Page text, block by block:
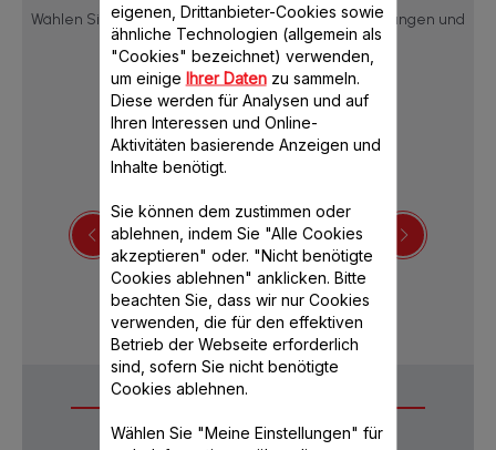
Wählen Sie eine Sprache, um die Produktbeschreibungen und
Bedienungsanleitungen anzuzeigen:
Sicherheitshinweise
eigenen, Drittanbieter-Cookies sowie
ähnliche Technologien (allgemein als
"Cookies" bezeichnet) verwenden,
um einige Ihrer Datenzu sammeln.
Diese werden für Analysen und auf
Ihren Interessen und Online-
Aktivitäten basierende Anzeigen und
Inhalte benötigt.
Sie können dem zustimmen oder
ablehnen, indem Sie "Alle Cookies
akzeptieren" oder. "Nicht benötigte
Cookies ablehnen" anklicken. Bitte
beachten Sie, dass wir nur Cookies
verwenden, die für den effektiven
Betrieb der Webseite erforderlich
sind, sofern Sie nicht benötigte
Cookies ablehnen.
Wählen Sie "Meine Einstellungen" für